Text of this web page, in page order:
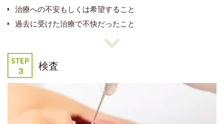
治療への不安もしくは希望すること
過去に受けた治療で不快だったこと
検査